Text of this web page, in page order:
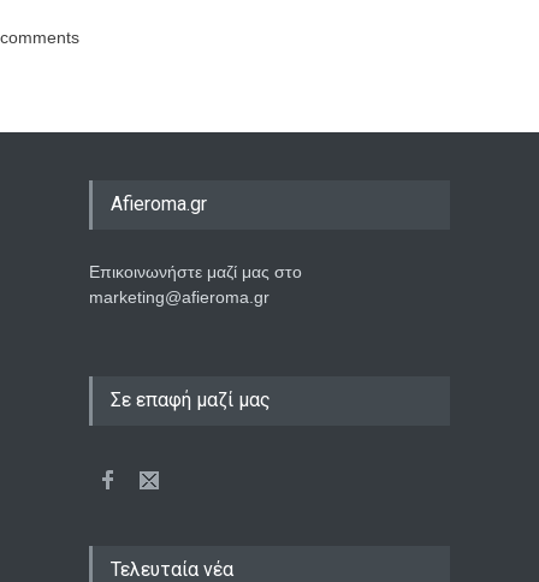
comments
Afieroma.gr
Επικοινωνήστε μαζί μας στο
marketing@afieroma.gr
Σε επαφή μαζί μας
Τελευταία νέα